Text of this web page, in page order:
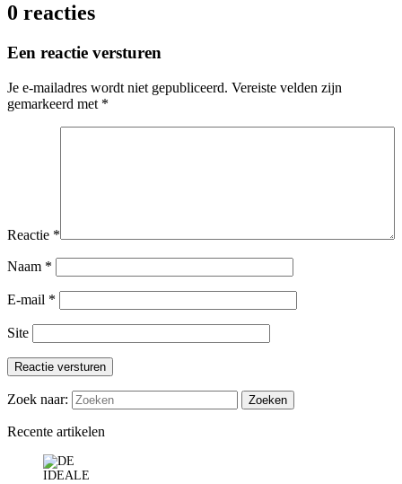
0 reacties
Een reactie versturen
Je e-mailadres wordt niet gepubliceerd. Vereiste velden zijn
gemarkeerd met *
Reactie *
Naam *
E-mail *
Site
Reactie versturen
Zoek naar:
Recente artikelen